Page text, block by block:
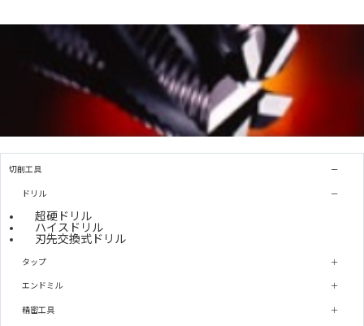
切削工具
ドリル
超硬ドリル
ハイスドリル
刃先交換式ドリル
タップ
エンドミル
精密工具